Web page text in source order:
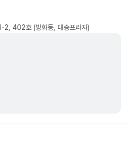
2, 402호 (방화동, 대승프라자)